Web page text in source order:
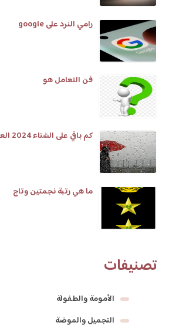
رامي النرد على google
فن التعامل هو
كم باقي على الشتاء 2024 العد التنازلي
ما هي رتبة نجمتين وتاج
تصنيفات
الأمومة والطفولة
التجميل والموضة